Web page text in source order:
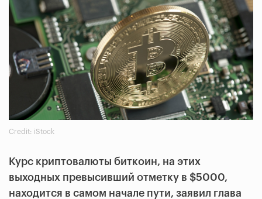
Credit: iStock
Курс криптовалюты биткоин, на этих
выходных превысивший отметку в $5000,
находится в самом начале пути, заявил глава